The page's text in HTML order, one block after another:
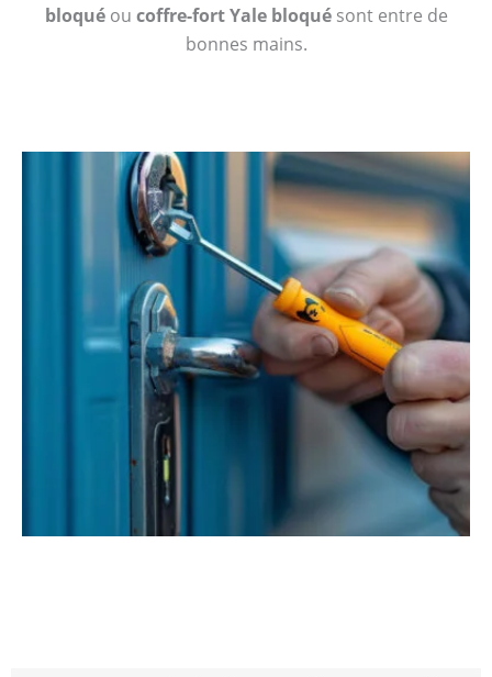
bloquéou coffre-fort Yale bloquésont entre de
bonnes mains.